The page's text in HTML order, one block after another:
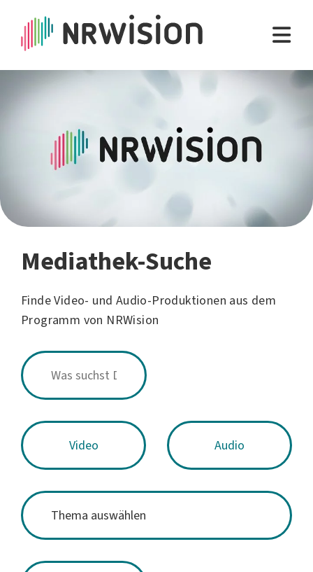
Mediathek-Suche
Finde Video- und Audio-Produktionen aus dem
Programm von NRWision
Video Audio